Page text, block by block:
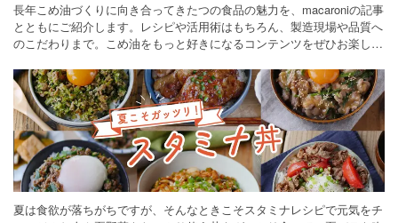
長年こめ油づくりに向き合ってきたつの食品の魅力を、macaroniの記事
とともにご紹介します。レシピや活用術はもちろん、製造現場や品質へ
のこだわりまで。こめ油をもっと好きになるコンテンツをぜひお楽しみ
夏は食欲が落ちがちですが、そんなときこそスタミナレシピで元気をチ